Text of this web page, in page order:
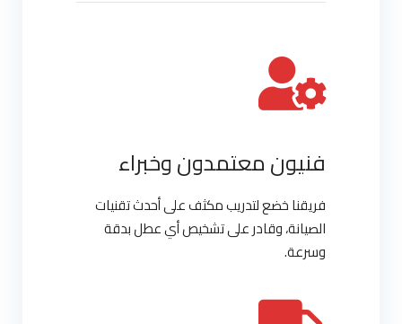
فنيون معتمدون وخبراء
فريقنا خضع لتدريب مكثف على أحدث تقنيات
الصيانة، وقادر على تشخيص أي عطل بدقة
وسرعة.